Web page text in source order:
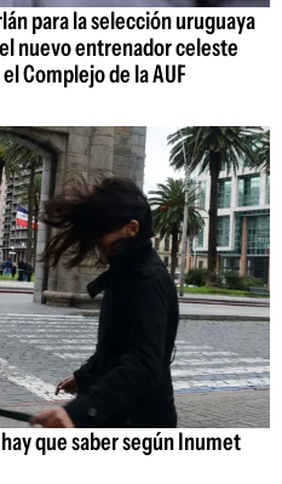
para la selección uruguaya
nuevo entrenador celeste
Complejo de la AUF
que saber según Inumet